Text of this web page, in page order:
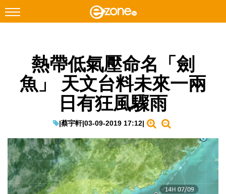
Facebook Instagram
科技焦點
教學評測
EduTech
IT Times
熱帶低氣壓命名「劍
魚」 天文台料未來一兩
日有狂風驟雨
|蔡宇軒|03-09-2019 17:12|